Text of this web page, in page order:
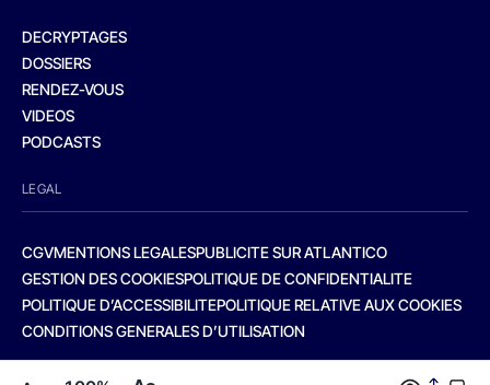
DECRYPTAGES
DOSSIERS
RENDEZ-VOUS
VIDEOS
PODCASTS
LEGAL
CGVMENTIONS LEGALESPUBLICITE SUR ATLANTICO
GESTION DES COOKIESPOLITIQUE DE CONFIDENTIALITE
POLITIQUE D’ACCESSIBILITEPOLITIQUE RELATIVE AUX COOKIES
CONDITIONS GENERALES D’UTILISATION